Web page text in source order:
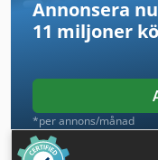
Annonsera
11 miljoner
*per annons/månad